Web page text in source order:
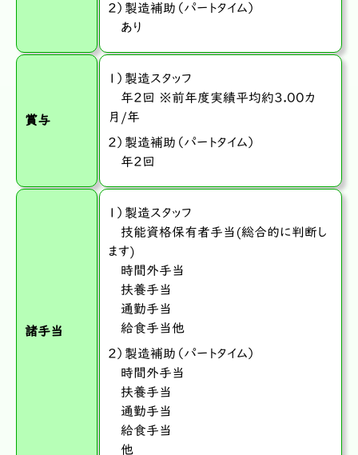
２）製造補助（パートタイム）
あり
賞与
１）製造スタッフ
年2回 ※前年度実績平均約3.00カ
月/年
２）製造補助（パートタイム）
年2回
諸手当
１）製造スタッフ
技能資格保有者手当(総合的に判断し
ます)
時間外手当
扶養手当
通勤手当
給食手当他
２）製造補助（パートタイム）
時間外手当
扶養手当
通勤手当
給食手当
他